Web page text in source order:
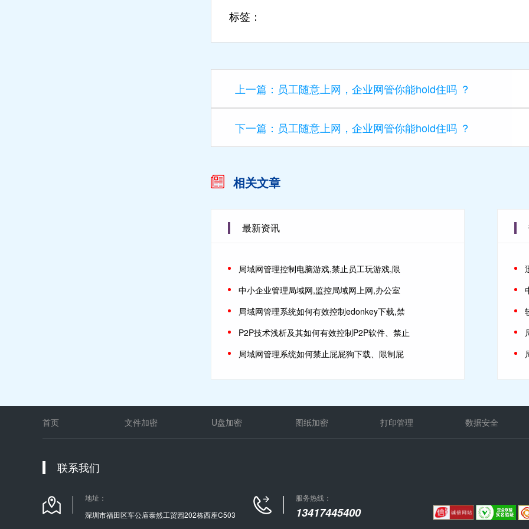
标签：
上一篇： 员工随意上网，企业网管你能hold住吗 ？
下一篇： 员工随意上网，企业网管你能hold住吗 ？
相关文章
最新资讯
局域网管理控制电脑游戏,禁止员工玩游戏,限
中小企业管理局域网,监控局域网上网,办公室
局域网管理系统如何有效控制edonkey下载,禁
P2P技术浅析及其如何有效控制P2P软件、禁止
局域网管理系统如何禁止屁屁狗下载、限制屁
首页 文件加密 U盘加密 图纸加密 打印管理 数据安全
联系我们
地址：
深圳市福田区车公庙泰然工贸园202栋西座C503
服务热线：
13417445400